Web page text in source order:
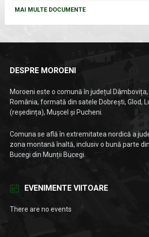
MAI MULTE DOCUMENTE
DESPRE MOROENI
Moroeni este o comună în județul
România, formată din satele Dobrești, Glod,
(reședința), Mușcel și Pucheni.
Comuna se află în extremitatea nordică a
zona montană înaltă, inclusiv o bună parte
Bucegi din Munții Bucegi.
EVENIMENTE VIITOARE
There are no events